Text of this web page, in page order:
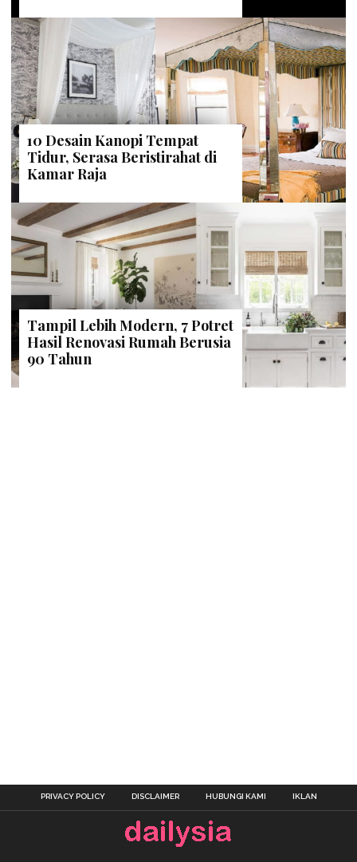
10 Desain Kanopi Tempat
Tidur, Serasa Beristirahat di
Kamar Raja
Tampil Lebih Modern, 7 Potret
Hasil Renovasi Rumah Berusia
90 Tahun
PRIVACY POLICY DISCLAIMER HUBUNGI KAMI IKLAN